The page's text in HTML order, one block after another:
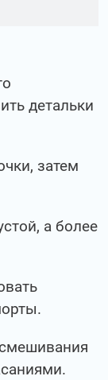
детальки
затем
а более